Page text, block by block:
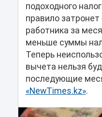
подоходного
правило затронет
работника за
меньше суммы
Теперь
вычета нельзя
последующие
«NewTimes.kz».